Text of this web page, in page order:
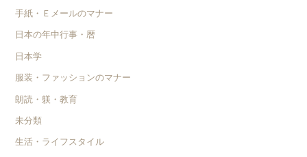
手紙・Ｅメールのマナー
日本の年中行事・暦
日本学
服装・ファッションのマナー
朗読・躾・教育
未分類
生活・ライフスタイル